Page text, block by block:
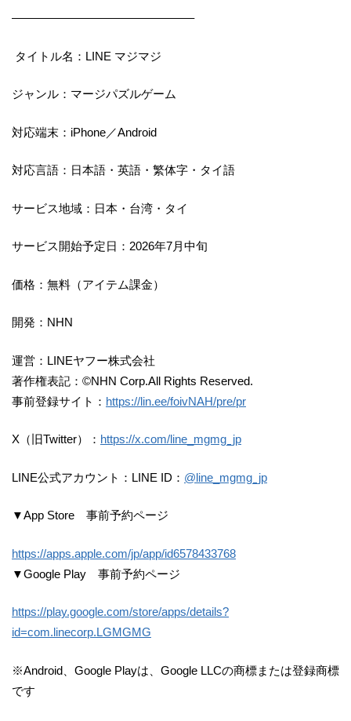
———————————————–
タイトル名：LINE マジマジ
ジャンル：マージパズルゲーム
対応端末：iPhone／Android
対応言語：日本語・英語・繁体字・タイ語
サービス地域：日本・台湾・タイ
サービス開始予定日：2026年7月中旬
価格：無料（アイテム課金）
開発：NHN
運営：LINEヤフー株式会社
著作権表記：©NHN Corp.All Rights Reserved.
事前登録サイト： https://lin.ee/foivNAH/pre/pr
X（旧Twitter）： https://x.com/line_mgmg_jp
LINE公式アカウント：LINE ID： @line_mgmg_jp
▼App Store 事前予約ページ
https://apps.apple.com/jp/app/id6578433768
▼Google Play 事前予約ページ
https://play.google.com/store/apps/details?
id=com.linecorp.LGMGMG
※Android、Google Playは、Google LLCの商標または登録商標
です